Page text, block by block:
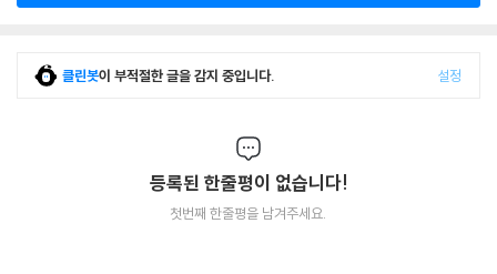
클린봇이 부적절한 글을 감지 중입니다. 설정
등록된 한줄평이 없습니다!
첫번째 한줄평을 남겨주세요.